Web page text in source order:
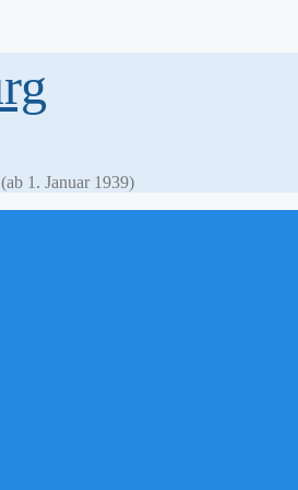
1. Januar 1939)